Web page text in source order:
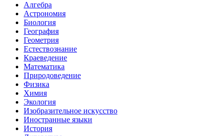
Алгебра
Астрономия
Биология
География
Геометрия
Естествознание
Краеведение
Математика
Природоведение
Физика
Химия
Экология
Изобразительное искусство
Иностранные языки
История